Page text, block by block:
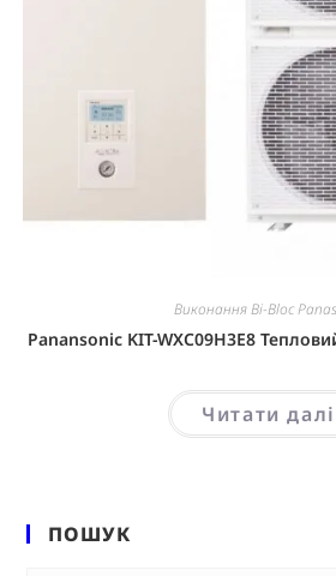
Виконання Bi-Bloc
Panansonic KIT-WXC09H3E8
Читати далі
ПОШУК